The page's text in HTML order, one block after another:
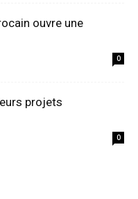
ouvre une
0
projets
0